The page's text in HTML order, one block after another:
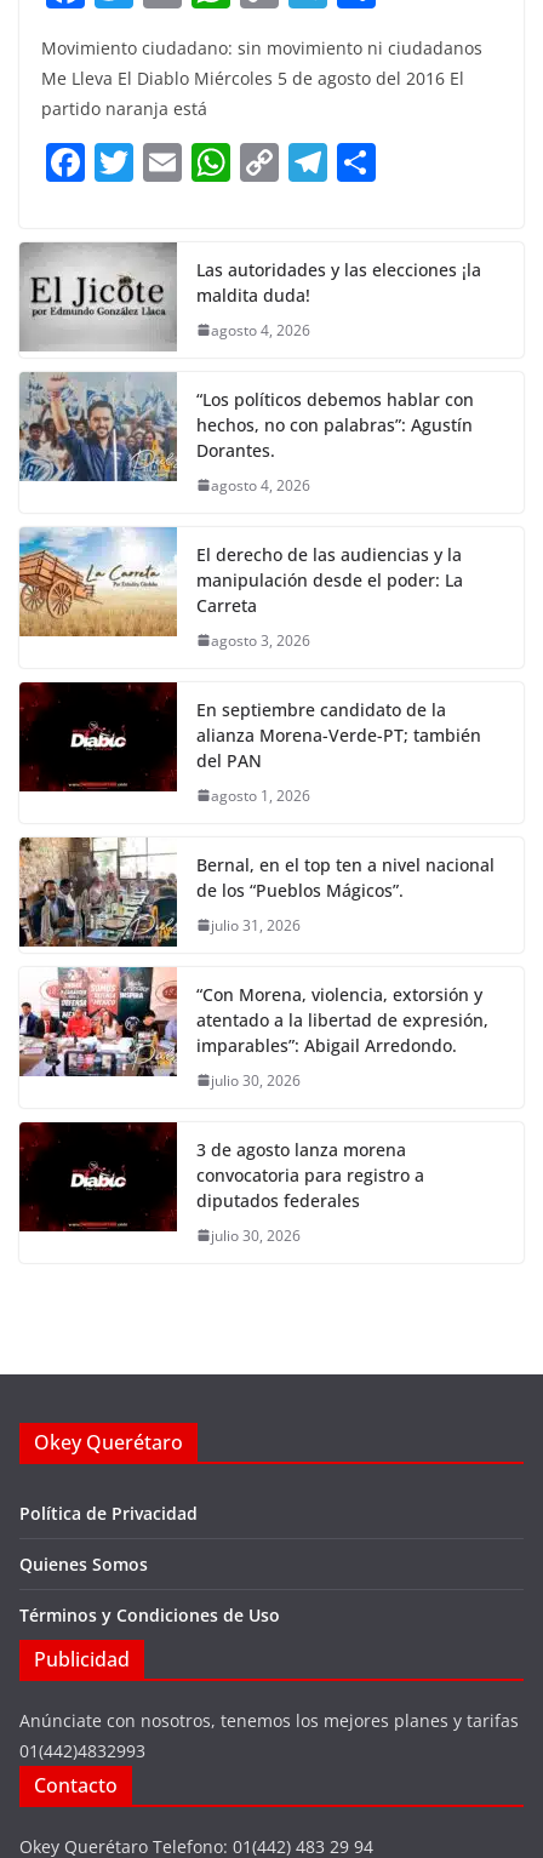
c
e
b
o
k
itt
er
ai
l
at
A
p
p
Li
n
e
gr
a
m
ar
Movimiento ciudadano: sin movimiento ni ciudadanos
Me Lleva El Diablo Miércoles 5 de agosto del 2016 El
partido naranja está
F
c
e
b
o
o
k
T
itt
er
E W
s
A
p
C
y
Li
k
T
gr e
Las autoridades y las elecciones ¡la
maldita duda!
agosto 4, 2026
“Los políticos debemos hablar con
hechos, no con palabras”: Agustín
Dorantes.
agosto 4, 2026
El derecho de las audiencias y la
manipulación desde el poder: La
Carreta
agosto 3, 2026
En septiembre candidato de la
alianza Morena-Verde-PT; también
del PAN
agosto 1, 2026
Bernal, en el top ten a nivel nacional
de los “Pueblos Mágicos”.
julio 31, 2026
“Con Morena, violencia, extorsión y
atentado a la libertad de expresión,
imparables”: Abigail Arredondo.
julio 30, 2026
3 de agosto lanza morena
convocatoria para registro a
diputados federales
julio 30, 2026
Okey Querétaro
Política de Privacidad
Quienes Somos
Términos y Condiciones de Uso
Publicidad
Anúnciate con nosotros, tenemos los mejores planes y tarifas
01(442)4832993
Contacto
Okey Querétaro Telefono: 01(442) 483 29 94